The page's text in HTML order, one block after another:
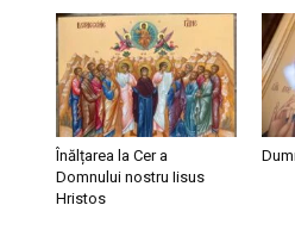
Înălțarea la Cer a
Domnului nostru Iisus
Hristos